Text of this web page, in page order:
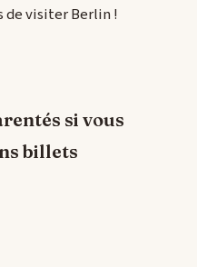
de visiter Berlin !
si vous
billets